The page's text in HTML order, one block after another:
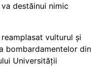
destăinui nimic
vulturul și
bombardamentelor din
Universității